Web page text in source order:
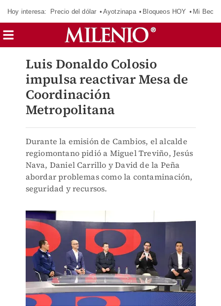
Hoy interesa: Precio del dólar Ayotzinapa Bloqueos HOY Mi Beca
Luis Donaldo Colosio
impulsa reactivar Mesa de
Coordinación
Metropolitana
Durante la emisión de Cambios, el alcalde
regiomontano pidió a Miguel Treviño, Jesús
Nava, Daniel Carrillo y David de la Peña
abordar problemas como la contaminación,
seguridad y recursos.